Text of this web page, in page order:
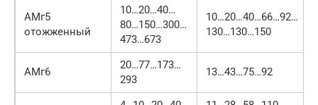
АМг5
отожженный
10…20…40…
80…150…300…
473…673
10…20…40…66…92…
130…130…150
АМг6
20…77…173…
293
13…43…75…92